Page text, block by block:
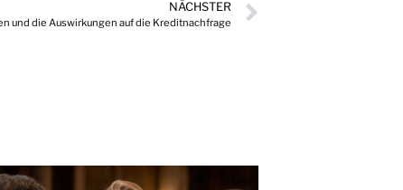
NÄCHSTER
und die Auswirkungen auf die Kreditnachfrage